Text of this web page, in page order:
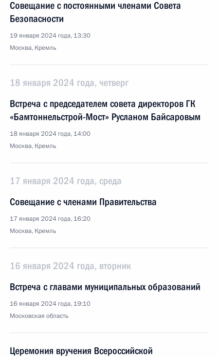
Совещание с постоянными членами Совета
Безопасности
19 января 2024 года, 13:30
Москва, Кремль
18 января 2024 года, четверг
Встреча с председателем совета директоров ГК
«Бамтоннельстрой-Мост» Русланом Байсаровым
18 января 2024 года, 14:00
Москва, Кремль
17 января 2024 года, среда
Совещание с членами Правительства
17 января 2024 года, 16:20
Москва, Кремль
16 января 2024 года, вторник
Встреча с главами муниципальных образований
16 января 2024 года, 19:10
Московская область
Церемония вручения Всероссийской